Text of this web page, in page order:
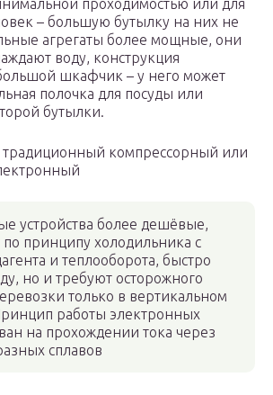
проходимостью или для
– большую бутылку на них не
агрегаты более мощные, они
воду, конструкция
шкафчик – у него может
полочка для посуды или
бутылки.
традиционный компрессорный или
устройства более дешёвые,
принципу холодильника с
и теплооборота, быстро
но и требуют осторожного
только в вертикальном
работы электронных
на прохождении тока через
сплавов